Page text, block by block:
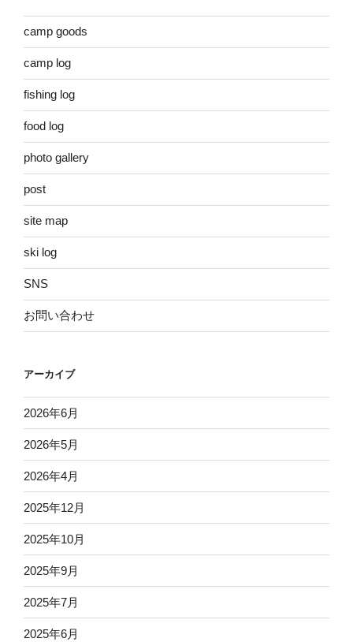
camp goods
camp log
fishing log
food log
photo gallery
post
site map
ski log
SNS
お問い合わせ
アーカイブ
2026年6月
2026年5月
2026年4月
2025年12月
2025年10月
2025年9月
2025年7月
2025年6月